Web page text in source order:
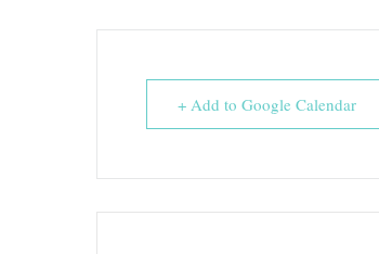
+ Add to Google Calendar